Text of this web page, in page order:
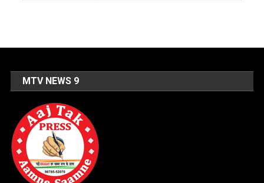
MTV NEWS 9